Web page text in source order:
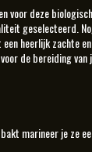
voor deze
geselecteerd.
een heerlijk zachte
de bereiding van
marineer je ze